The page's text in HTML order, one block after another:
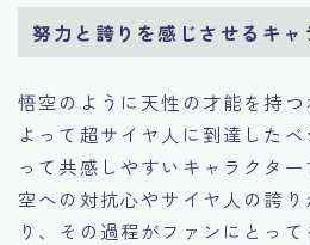
努力と誇りを感じさせるキャ
悟空のように天性の才能を持
よって超サイヤ人に到達した
って共感しやすいキャラクタ
空への対抗心やサイヤ人の誇
り、その過程がファンにとっ